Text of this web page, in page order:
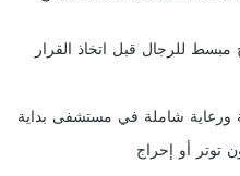
للرجال قبل اتخاذ القرار
ورعاية شاملة في مستشفى بداية
توتر أو إحراج